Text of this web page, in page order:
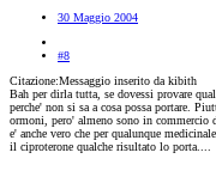
30 Maggio 2004
#8
Citazione:Messaggio inserito da kibith
Bah per dirla tutta, se dovessi provare
perche' non si sa a cosa possa portare.
ormoni, pero' almeno sono in
e' anche vero che per qualunque
il ciproterone qualche risultato lo porta....